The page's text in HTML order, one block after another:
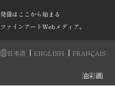
発信はここから始まる
ファインアートWebメディア。
日本語 | ENGLISH | FRANÇAIS
油彩画